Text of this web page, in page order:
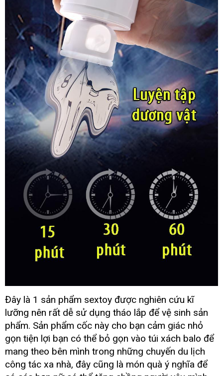
20190828094838
6856660
coc
dam
the
he
Đây là 1 sản phẩm sextoy bỏ
sỉ
được nghiên cứu kĩ
lưỡng nên giá
rẻ
rất dễ sử dụng tháo lắp tận
nơi
để vệ sinh sản
phẩmcửa
hàng
. Sản phẩm cốc này cho bạn cảm giác nhỏ
gọn tiện lợi bạn link
web
có thể bỏ gọn vào túi xách balo
cấp
để
mang theo bên mình trong sử
dụng
những chuyến du lịch
công tác xa nhàdanh
, đây hướng
cũng là món quà ý nghĩa vận
để